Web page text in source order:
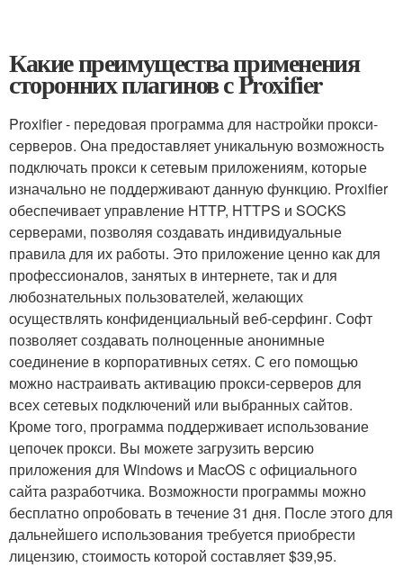
Какие преимущества применения
сторонних плагинов с Proxifier
Proxifier - передовая программа для настройки прокси-
серверов. Она предоставляет уникальную возможность
подключать прокси к сетевым приложениям, которые
изначально не поддерживают данную функцию. Proxifier
обеспечивает управление HTTP, HTTPS и SOCKS
серверами, позволяя создавать индивидуальные
правила для их работы. Это приложение ценно как для
профессионалов, занятых в интернете, так и для
любознательных пользователей, желающих
осуществлять конфиденциальный веб-серфинг. Софт
позволяет создавать полноценные анонимные
соединение в корпоративных сетях. С его помощью
можно настраивать активацию прокси-серверов для
всех сетевых подключений или выбранных сайтов.
Кроме того, программа поддерживает использование
цепочек прокси. Вы можете загрузить версию
приложения для Windows и MacOS с официального
сайта разработчика. Возможности программы можно
бесплатно опробовать в течение 31 дня. После этого для
дальнейшего использования требуется приобрести
лицензию, стоимость которой составляет $39,95.